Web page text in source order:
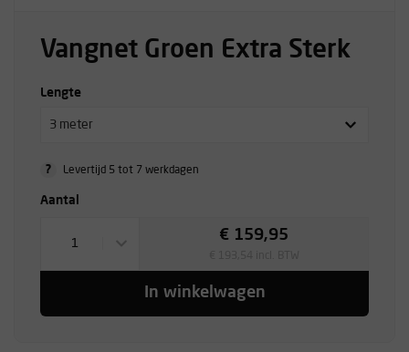
Vangnet Groen Extra Sterk
Lengte
3 meter
? Levertijd 5 tot 7 werkdagen
Aantal
1
€ 159,95
In winkelwagen